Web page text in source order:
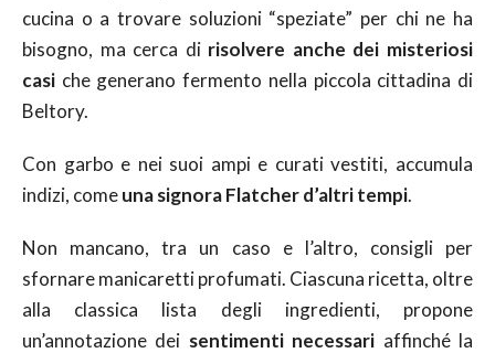
cucina o a trovare soluzioni “speziate” per chi ne ha
bisogno, ma cerca di risolvere anche dei misteriosi
casi che generano fermento nella piccola cittadina di
Beltory.
Con garbo e nei suoi ampi e curati vestiti, accumula
indizi, comeuna signora Flatcher d’altri tempi.
Non mancano, tra un caso e l’altro, consigli per
sfornare manicaretti profumati. Ciascuna ricetta, oltre
alla classica lista degli ingredienti, propone
un’annotazione dei sentimenti necessari affinché la